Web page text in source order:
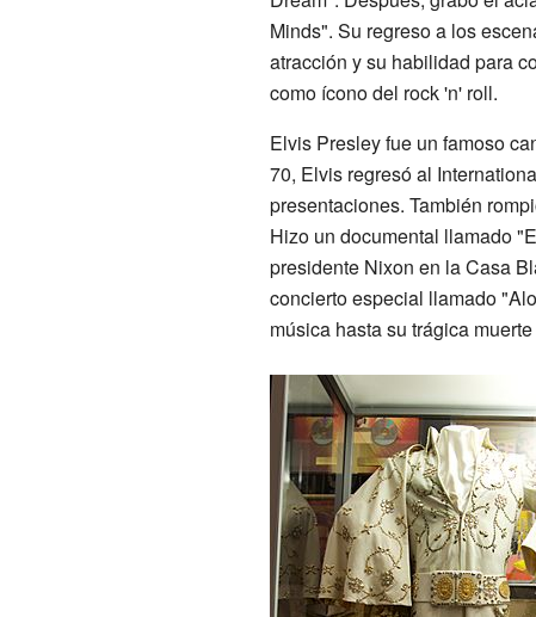
Minds". Su regreso a los
atracción y su habilidad para
como ícono del rock 'n' roll.
Elvis Presley fue un famoso
70, Elvis regresó al
presentaciones. También
Hizo un documental llamado
presidente Nixon en la Casa
concierto especial llamado
música hasta su trágica